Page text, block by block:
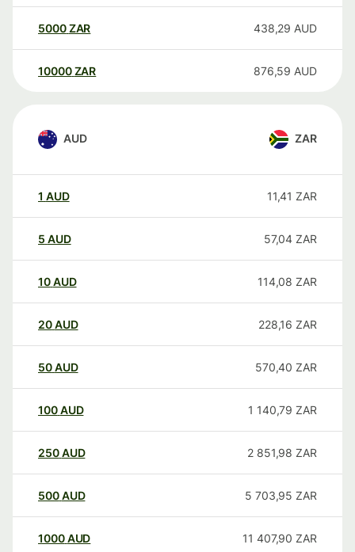
5000ZAR 438,29 AUD
10000 ZAR 876,59 AUD
AUD ZAR
1 AUD 11,41 ZAR
5 AUD 57,04 ZAR
10AUD 114,08 ZAR
20AUD 228,16 ZAR
50AUD 570,40 ZAR
100AUD 1 140,79 ZAR
250AUD 2 851,98 ZAR
500AUD 5 703,95 ZAR
1000AUD 11 407,90 ZAR